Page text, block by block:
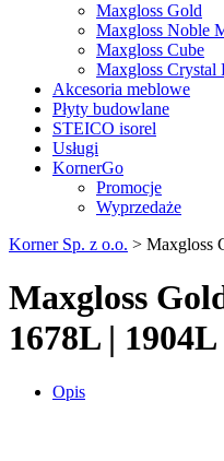
Maxgloss Gold
Maxgloss Noble
Maxgloss Cube
Maxgloss Crystal
Akcesoria meblowe
Płyty budowlane
STEICO isorel
Usługi
KornerGo
Promocje
Wyprzedaże
Korner Sp. z o.o. > Maxgloss
Maxgloss
1678L | 1904L
Opis